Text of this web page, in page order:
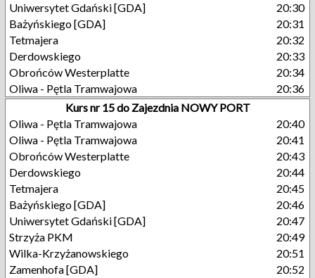
Uniwersytet Gdański [GDA]
20:30
Bażyńskiego [GDA]
20:31
Tetmajera
20:32
Derdowskiego
20:33
Obrońców Westerplatte
20:34
Oliwa - Pętla Tramwajowa
20:36
Kurs nr 15 do Zajezdnia NOWY PORT
Oliwa - Pętla Tramwajowa
20:40
Oliwa - Pętla Tramwajowa
20:41
Obrońców Westerplatte
20:43
Derdowskiego
20:44
Tetmajera
20:45
Bażyńskiego [GDA]
20:46
Uniwersytet Gdański [GDA]
20:47
Strzyża PKM
20:49
Wilka-Krzyżanowskiego
20:51
Zamenhofa [GDA]
20:52